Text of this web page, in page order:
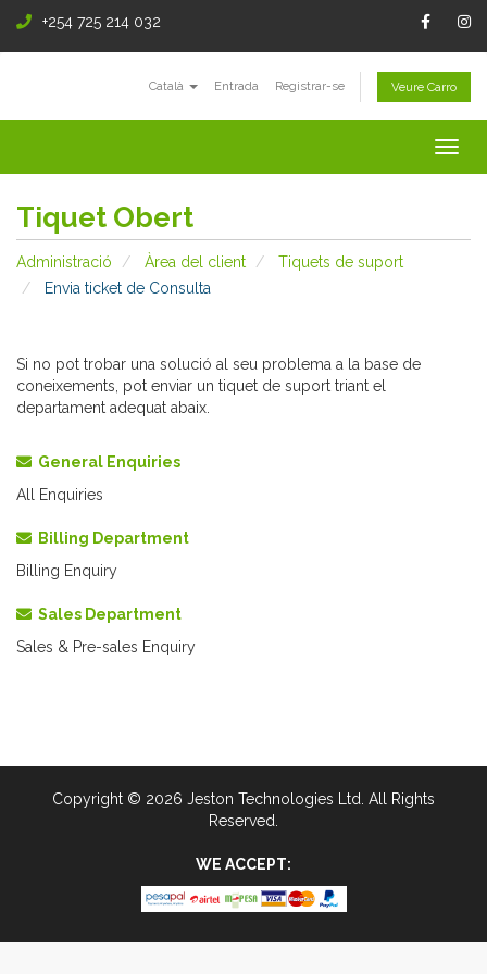
+254 725 214 032
Català Entrada Registrar-se Veure Carro
Tiquet Obert
Administració Àrea del client
Tiquets de suport
Envia ticket de Consulta
Si no pot trobar una solució al seu problema a la base de
coneixements, pot enviar un tiquet de suport triant el
departament adequat abaix.
General Enquiries
All Enquiries
Billing Department
Billing Enquiry
Sales Department
Sales & Pre-sales Enquiry
Copyright © 2026 Jeston Technologies Ltd. All Rights
Reserved.
WE ACCEPT: